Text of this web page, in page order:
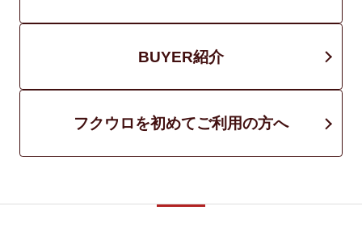
BUYER紹介
フクウロを初めてご利用の方へ